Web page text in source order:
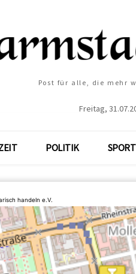
Post für alle, die mehr
Freitag,
POLITIK SPORT
handeln e.V.